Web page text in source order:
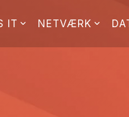
IT NETVÆRK